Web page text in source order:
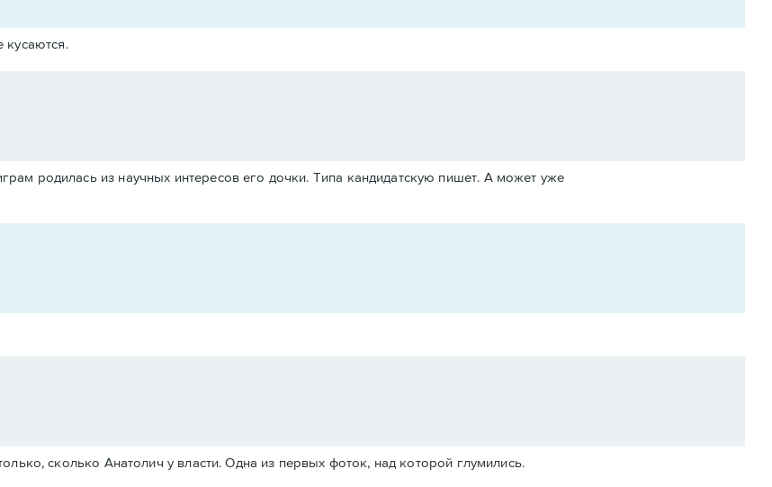
кусаются.
родилась из научных интересов его дочки. Типа кандидатскую пишет. А может уже
сколько Анатолич у власти. Одна из первых фоток, над которой глумились.